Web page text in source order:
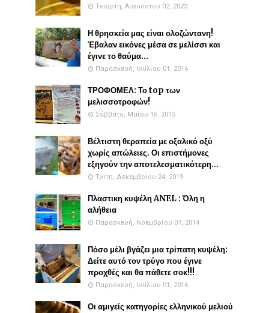
Τετάρτη, Αυγούστου 02, 2023
Η θρησκεία μας είναι ολοζώντανη!
Έβαλαν εικόνες μέσα σε μελίσσι και
έγινε το θαύμα...
Παρασκευή, Ιουλίου 01, 2016
ΤΡΟΦΟΜΕΛ: Το top των
μελισσοτροφών!
Σάββατο, Μαΐου 16, 2015
Βέλτιστη θεραπεία με οξαλικό οξύ
χωρίς απώλειες. Οι επιστήμονες
εξηγούν την αποτελεσματικότερη...
Τρίτη, Δεκεμβρίου 24, 2019
Πλαστικη κυψέλη ANEL : Όλη η
αλήθεια
Παρασκευή, Νοεμβρίου 07, 2014
Πόσο μέλι βγάζει μια τρίπατη κυψέλη:
Δείτε αυτό τον τρύγο που έγινε
προχθές και θα πάθετε σοκ!!!
Παρασκευή, Ιουλίου 01, 2016
Οι αμιγείς κατηγορίες ελληνικού μελιού